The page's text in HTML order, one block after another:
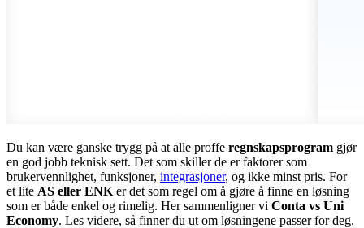
Du kan være ganske trygg på at alle proffe regnskapsprogram gjør
en god jobb teknisk sett. Det som skiller de er faktorer som
brukervennlighet, funksjoner, integrasjoner, og ikke minst pris. For
et lite AS eller ENK er det som regel om å gjøre å finne en løsning
som er både enkel og rimelig. Her sammenligner vi Conta vs Uni
Economy. Les videre, så finner du ut om løsningene passer for deg.